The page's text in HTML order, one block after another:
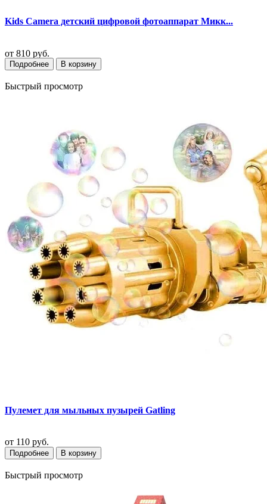
Kids Camera детский цифровой фотоаппарат Микк...
от 810 руб.
Подробнее В корзину
Быстрый просмотр
Пулемет для мыльных пузырей Gatling
от 110 руб.
Подробнее В корзину
Быстрый просмотр